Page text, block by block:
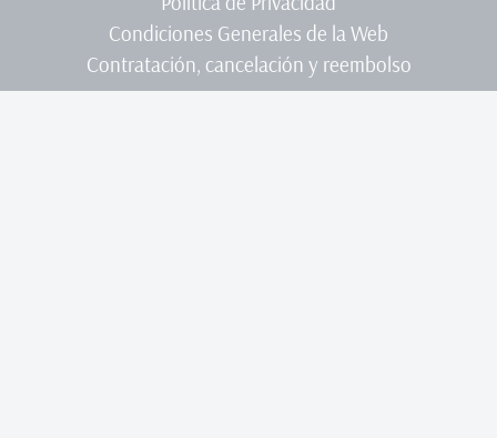
Condiciones Generales de la Web
Contratación, cancelación y reembolso